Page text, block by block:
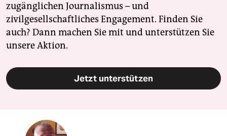
zugänglichen Journalismus – und
zivilgesellschaftliches Engagement. Finden Sie
auch? Dann machen Sie mit und unterstützen Sie
unsere Aktion.
Jetzt unterstützen